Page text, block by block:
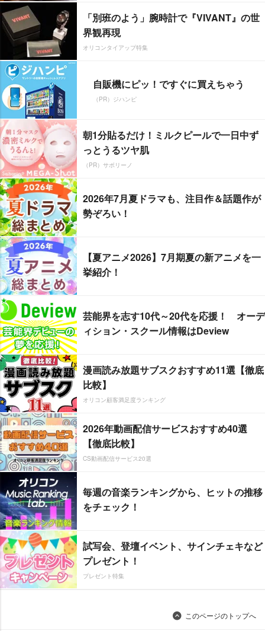
「別班のよう」腕時計で『VIVANT』の世
界観再現
オリコンタイアップ特集
自販機にピッ！ですぐに買えちゃう
（PR）ジハンピ
朝1分貼るだけ！ミルクピールで一日中ず
っとうるツヤ肌
（PR）サボリーノ
2026年7月夏ドラマも、注目作＆話題作が
勢ぞろい！
【夏アニメ2026】7月期夏の新アニメを一
挙紹介！
芸能界を志す10代～20代を応援！ オーデ
ィション・スクール情報はDeview
漫画読み放題サブスクおすすめ11選【徹底
比較】
オリコン顧客満足度ランキング
2026年動画配信サービスおすすめ40選
【徹底比較】
CS動画配信サービス20選
毎週の音楽ランキングから、ヒットの推移
をチェック！
試写会、登壇イベント、サインチェキなど
プレゼント！
プレゼント特集
このページのトップへ